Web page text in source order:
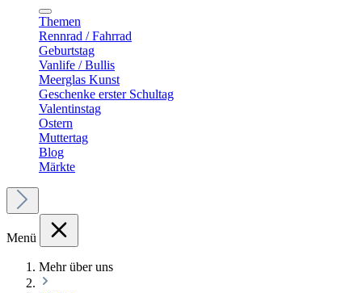
Themen
Rennrad / Fahrrad
Geburtstag
Vanlife / Bullis
Meerglas Kunst
Geschenke erster Schultag
Valentinstag
Ostern
Muttertag
Blog
Märkte
Menü
Mehr über uns